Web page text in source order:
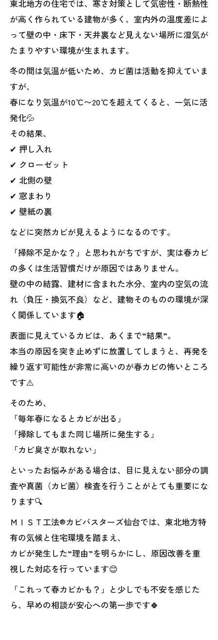
東北地方の住宅では、寒さ対策として気密性・断熱性
が高く作られている建物が多く、室内外の温度差によ
って壁の中・床下・天井裏など見えない場所に湿気が
たまりやすい環境が生まれます。
冬の間は気温が低いため、カビ菌は活動を抑えていま
すが、
春になり気温が10℃〜20℃を超えてくると、一気に活
発化💦
その結果、
✔ 押し入れ
✔ クローゼット
✔ 北側の壁
✔ 窓まわり
✔ 壁紙の裏
などに突然カビが見えるようになるのです。
「掃除不足かな？」と思われがちですが、実は春カビ
の多くは生活習慣だけが原因ではありません。
壁の中の結露、建材に含まれた水分、室内の空気の流
れ（負圧・換気不良）など、建物そのものの環境が深
く関係しています🏠
表面に見えているカビは、あくまで“結果”。
本当の原因を突き止めずに放置してしまうと、再発を
繰り返す可能性が非常に高いのが春カビの怖いところ
です⚠️
そのため、
「毎年春になるとカビが出る」
「掃除してもまた同じ場所に発生する」
「カビ臭さが取れない」
といったお悩みがある場合は、目に見えない部分の調
査や真菌（カビ菌）検査を行うことがとても重要にな
ります🔍
ＭＩＳＴ工法®カビバスターズ仙台では、東北地方特
有の気候と住宅環境を踏まえ、
カビが発生した“理由”を明らかにし、原因改善を重
視した対応を行っています😊
「これって春カビかも？」と少しでも不安を感じた
ら、早めの相談が安心への第一歩です🍀